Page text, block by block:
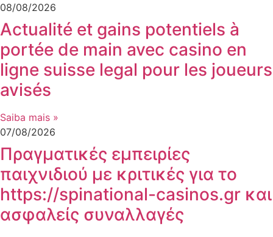
08/08/2026
Actualité et gains potentiels à
portée de main avec casino en
ligne suisse legal pour les joueurs
avisés
Saiba mais »
07/08/2026
Πραγματικές εμπειρίες
παιχνιδιού με κριτικές για το
https://spinational-casinos.gr και
ασφαλείς συναλλαγές